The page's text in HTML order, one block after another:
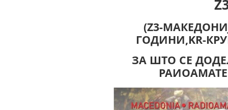
(Z3-
ГОДИНИ,KR-
ЗА ШТО СЕ